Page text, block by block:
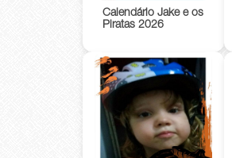
Calendário Jake e os
Piratas 2026